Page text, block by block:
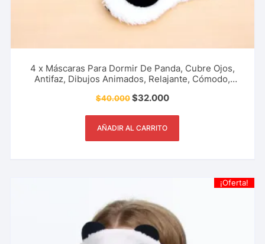
4 x Máscaras Para Dormir De Panda, Cubre Ojos,
Antifaz, Dibujos Animados, Relajante, Cómodo,
$40.000$32.000
AÑADIR AL CARRITO
¡Oferta!